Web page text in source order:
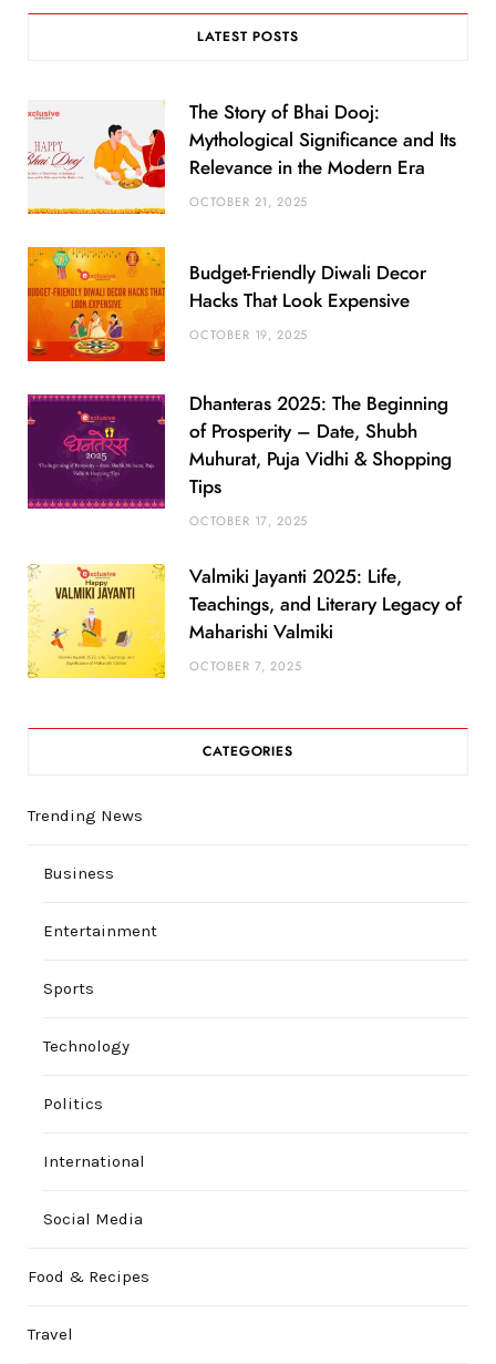
LATEST POSTS
The Story of Bhai Dooj:
Mythological Significance and Its
Relevance in the Modern Era
OCTOBER 21, 2025
Budget-Friendly Diwali Decor
Hacks That Look Expensive
OCTOBER 19, 2025
Dhanteras 2025: The Beginning
of Prosperity – Date, Shubh
Muhurat, Puja Vidhi & Shopping
Tips
OCTOBER 17, 2025
Valmiki Jayanti 2025: Life,
Teachings, and Literary Legacy of
Maharishi Valmiki
OCTOBER 7, 2025
CATEGORIES
Trending News
Business
Entertainment
Sports
Technology
Politics
International
Social Media
Food & Recipes
Travel